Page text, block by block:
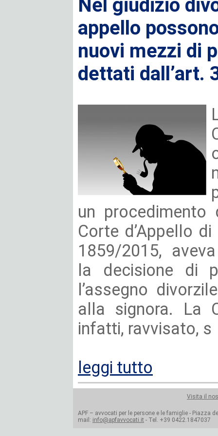
Nel giudizio
appello
nuovi mezzi di
dettati dall’art.
un procedimento
Corte d’Appello
1859/2015,
la decisione di
l’assegno
alla signora. La
infatti, ravvisato, s
leggi tutto
Visita il
APF – avvocati per le persone e le famiglie - Piazza
mail: info@apfavvocati.it - Tel. +39 0422.1847037